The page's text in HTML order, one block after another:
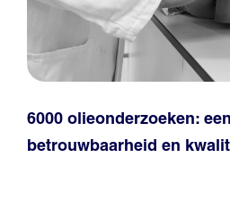
6000 olieonderzoeken:
betrouwbaarheid en